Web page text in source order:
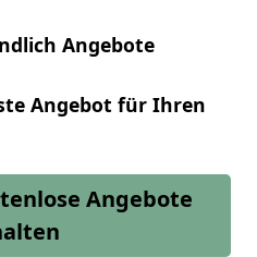
Angebote
Angebot für Ihren
Angebote